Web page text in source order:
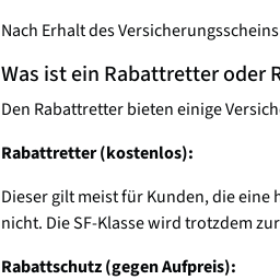
Nach Erhalt des
Was ist ein Rabattretter oder
Den Rabattretter bieten einige
Rabattretter (kostenlos):
Dieser gilt meist für Kunden, die
nicht. Die SF-Klasse wird trotzdem
Rabattschutz (gegen Aufpreis):